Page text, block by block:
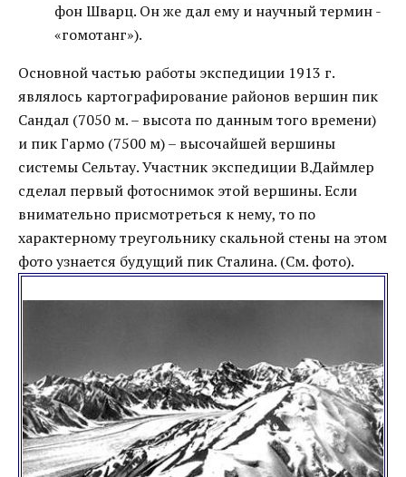
фон Шварц. Он же дал ему и научный термин -
«гомотанг»).
Основной частью работы экспедиции 1913 г.
являлось картографирование районов вершин пик
Сандал (7050 м. – высота по данным того времени)
и пик Гармо (7500 м) – высочайшей вершины
системы Сельтау. Участник экспедиции В.Даймлер
сделал первый фотоснимок этой вершины. Если
внимательно присмотреться к нему, то по
характерному треугольнику скальной стены на этом
фото узнается будущий пик Сталина. (См. фото).